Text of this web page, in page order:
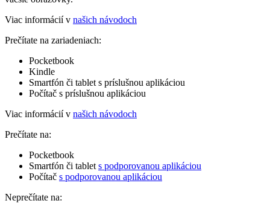
Viac informácií v našich návodoch
Prečítate na zariadeniach:
Pocketbook
Kindle
Smartfón či tablet s príslušnou aplikáciou
Počítač s príslušnou aplikáciou
Viac informácií v našich návodoch
Prečítate na:
Pocketbook
Smartfón či tablet s podporovanou aplikáciou
Počítač s podporovanou aplikáciou
Neprečítate na: